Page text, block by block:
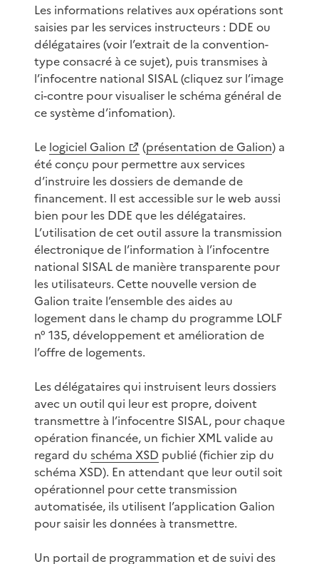
Les informations relatives aux opérations sont
saisies par les services instructeurs : DDE ou
délégataires (voir l’extrait de la convention-
type consacré à ce sujet), puis transmises à
l’infocentre national SISAL (cliquez sur l’image
ci-contre pour visualiser le schéma général de
ce système d’infomation).
Le logiciel Galion (présentation de Galion) a
été conçu pour permettre aux services
d’instruire les dossiers de demande de
financement. Il est accessible sur le web aussi
bien pour les DDE que les délégataires.
L’utilisation de cet outil assure la transmission
électronique de l’information à l’infocentre
national SISAL de manière transparente pour
les utilisateurs. Cette nouvelle version de
Galion traite l’ensemble des aides au
logement dans le champ du programme LOLF
n° 135, développement et amélioration de
l’offre de logements.
Les délégataires qui instruisent leurs dossiers
avec un outil qui leur est propre, doivent
transmettre à l’infocentre SISAL, pour chaque
opération financée, un fichier XML valide au
regard du schéma XSD publié (fichier zip du
schéma XSD). En attendant que leur outil soit
opérationnel pour cette transmission
automatisée, ils utilisent l’application Galion
pour saisir les données à transmettre.
Un portail de programmation et de suivi des